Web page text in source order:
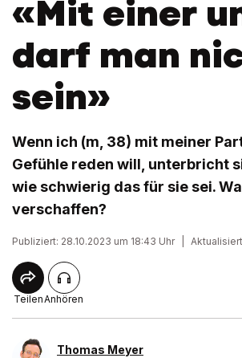
«Mit einer
darf man
sein»
Wenn ich (m, 38) mit meiner
Gefühle reden will, unterbricht
wie schwierig das für sie sei.
verschaffen?
Publiziert: 28.10.2023 um 18:43 Uhr
TeilenAnhören
Thomas Meyer